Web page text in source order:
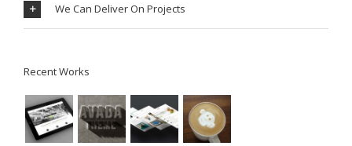
We Can Deliver On Projects
Recent Works